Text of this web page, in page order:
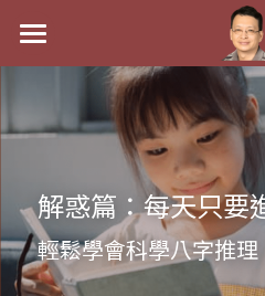
最新消息
關於我
祖傳命理
手工印鑑
課程介紹
五行八字學
Blog
解惑篇：每天只要
輕鬆學會科學八字推理
商品
八字線上完整班
科學八字推理PDF
《十神高階實戰錄》完整
1美元超值PDF